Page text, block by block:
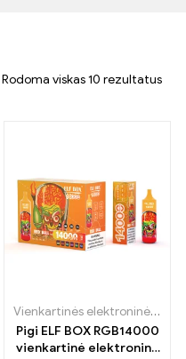
Rodoma viskas 10 rezultatus
,ELF BOX RGB14000Vienkartinės elektroninės cigaretės
Pigi ELF BOX RGB14000
vienkartinė elektroninė